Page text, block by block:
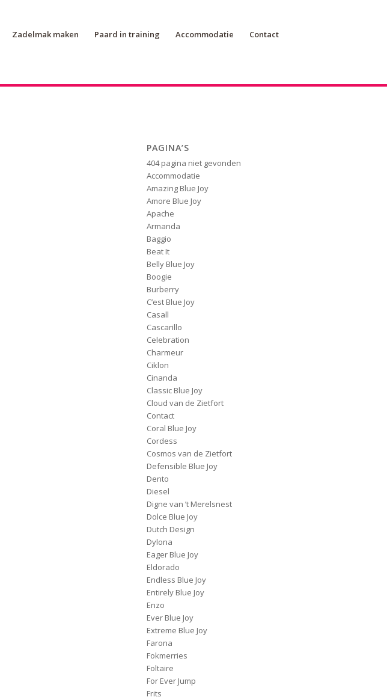
Zadelmak maken Paard in training Accommodatie Contact
PAGINA’S
404 pagina niet gevonden
Accommodatie
Amazing Blue Joy
Amore Blue Joy
Apache
Armanda
Baggio
Beat It
Belly Blue Joy
Boogie
Burberry
C’est Blue Joy
Casall
Cascarillo
Celebration
Charmeur
Ciklon
Cinanda
Classic Blue Joy
Cloud van de Zietfort
Contact
Coral Blue Joy
Cordess
Cosmos van de Zietfort
Defensible Blue Joy
Dento
Diesel
Digne van ’t Merelsnest
Dolce Blue Joy
Dutch Design
Dylona
Eager Blue Joy
Eldorado
Endless Blue Joy
Entirely Blue Joy
Enzo
Ever Blue Joy
Extreme Blue Joy
Farona
Fokmerries
Foltaire
For Ever Jump
Frits